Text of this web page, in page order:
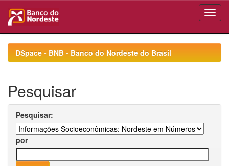
navigationDSpace - BNB - Banco do Nordeste do Brasil
Pesquisar
Pesquisar:
por